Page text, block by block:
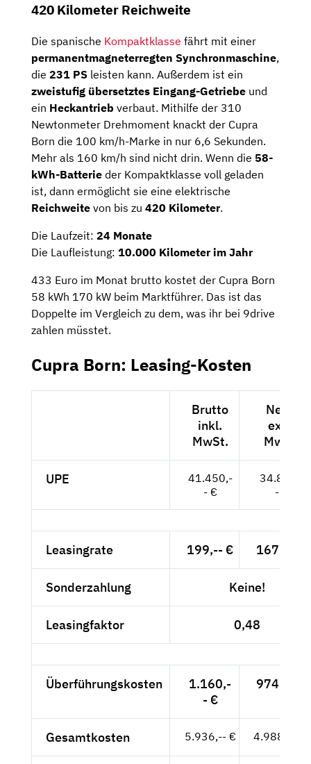
420 Kilometer Reichweite
Die spanische Kompaktklasse fährt mit einer
permanentmagneterregten Synchronmaschine,
die 231 PS leisten kann. Außerdem ist ein
zweistufig übersetztes Eingang-Getriebe und
ein Heckantrieb verbaut. Mithilfe der 310
Newtonmeter Drehmoment knackt der Cupra
Born die 100 km/h-Marke in nur 6,6 Sekunden.
Mehr als 160 km/h sind nicht drin. Wenn die 58-
kWh-Batterie der Kompaktklasse voll geladen
ist, dann ermöglicht sie eine elektrische
Reichweite von bis zu 420 Kilometer.
Die Laufzeit: 24 Monate
Die Laufleistung: 10.000 Kilometer im Jahr
433 Euro im Monat brutto kostet der Cupra Born
58 kWh 170 kW beim Marktführer. Das ist das
Doppelte im Vergleich zu dem, was ihr bei 9drive
zahlen müsstet.
Cupra Born: Leasing-Kosten
Brutto
inkl.
MwSt.
Netto
exkl.
MwSt.
UPE
41.450,-
- €
34.832,-
- €
Leasingrate 199,-- € 167,23 €
Sonderzahlung Keine!
Leasingfaktor 0,48
Überführungskosten
1.160,-
- €
974,79 €
Gesamtkosten 5.936,-- € 4.988,24 €